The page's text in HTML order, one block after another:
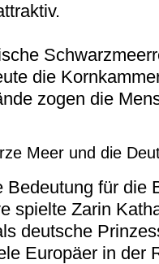
die
zogen die
Meer und die
Bedeutung für die
spielte Zarin
deutsche
Europäer in der